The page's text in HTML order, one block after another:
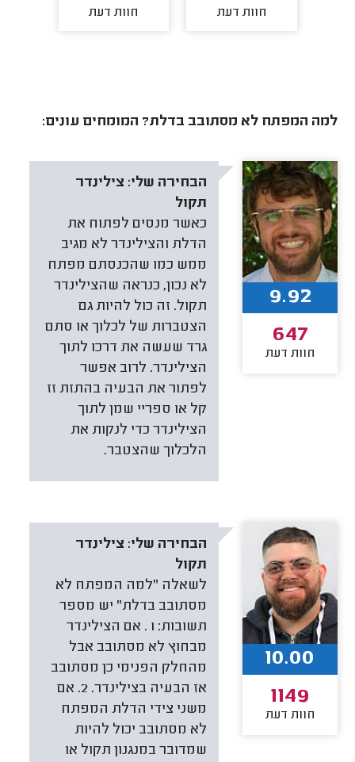
חוות דעת חוות דעת
למה המפתח לא מסתובב בדלת? המומחים עונים:
הבחירה שלי: צילינדר
תקול
כאשר מנסים לפתוח את
הדלת והצילינדר לא מגיב
ממש כמו שהכנסתם מפתח
לא נכון, כנראה שהצילינדר
תקול. זה כול להיות גם
הצטברות של לכלוך או סתם
גרד שעשה את דרכו לתוך
הצילינדר. לרוב אפשר
לפתור את הבעיה בהתזת זז
קל או ספריי שמן לתוך
הצילינדר כדי לנקות את
הלכלוך שהצטבר.
9.92
647
חוות דעת
הבחירה שלי: צילינדר
תקול
לשאלה "למה המפתח לא
מסתובב בדלת" יש מספר
תשובות: 1 . אם הצילינדר
מבחוץ לא מסתובב אבל
מהחלק הפנימי כן מסתובב
אז הבעיה בצילינדר. 2. אם
משני צידי הדלת המפתח
לא מסתובב יכול להיות
שמדובר במנגנון תקול או
10.00
1149
חוות דעת